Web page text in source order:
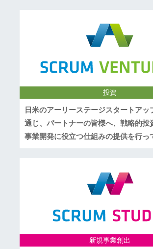
投資
日米のアーリーステージスタートアッ
通じ、パートナーの皆様へ、戦略的投
事業開発に役立つ仕組みの提供を行っ
新規事業創出